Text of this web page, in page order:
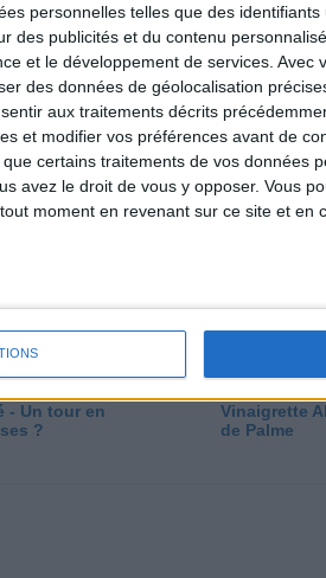
personnelles telles que des
des publicités et du contenu
et le développement de services. Avec
des données de géolocalisation
aux traitements décrits
et modifier vos préférences avant de
certains traitements de vos données
avez le droit de vous y opposer. Vous
moment en revenant sur ce site et en
10 kg : ma méthode
Et après la
Je fais
- Un tour en
?
Vinaigrette
de Palme